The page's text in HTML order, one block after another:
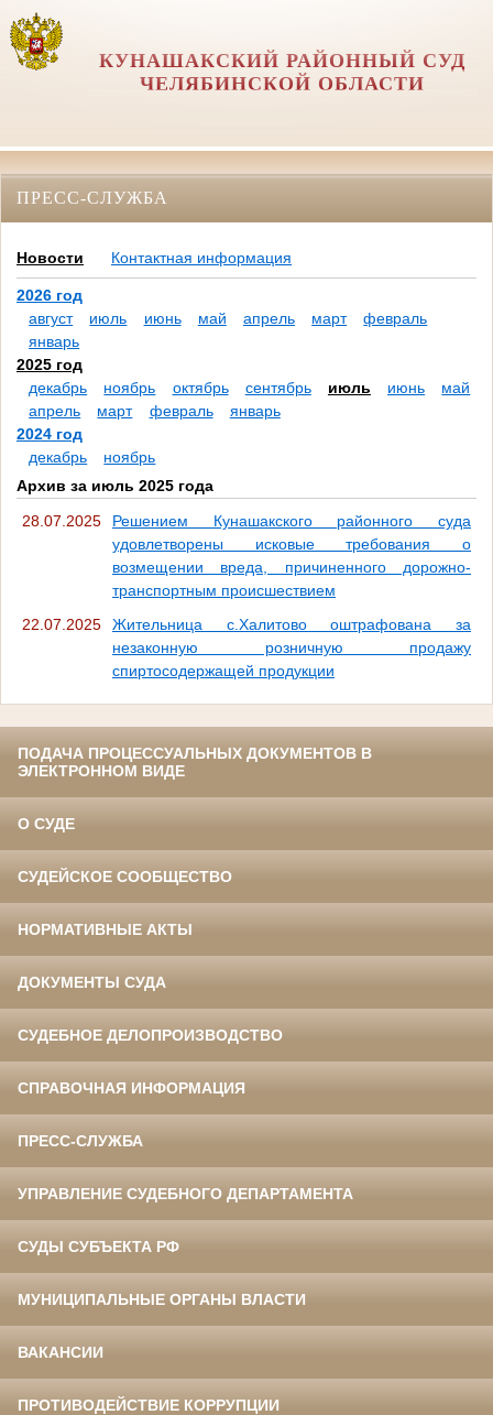
КУНАШАКСКИЙ РАЙОННЫЙ СУД
ЧЕЛЯБИНСКОЙ ОБЛАСТИ
ПРЕСС-СЛУЖБА
Новости Контактная информация
2026 год
август
июль июнь май апрель март
февраль
январь
2025 год
декабрь
ноябрь октябрь сентябрь июль июнь
май
апрель
март февраль
январь
2024 год
декабрь
ноябрь
Архив за июль 2025 года
28.07.2025
Решением Кунашакского районного суда
удовлетворены исковые требования о
возмещении вреда, причиненного дорожно-
транспортным происшествием
22.07.2025
Жительница с.Халитово оштрафована за
незаконную розничную продажу
спиртосодержащей продукции
ПОДАЧА ПРОЦЕССУАЛЬНЫХ ДОКУМЕНТОВ В
ЭЛЕКТРОННОМ ВИДЕ
О СУДЕ
СУДЕЙСКОЕ СООБЩЕСТВО
НОРМАТИВНЫЕ АКТЫ
ДОКУМЕНТЫ СУДА
СУДЕБНОЕ ДЕЛОПРОИЗВОДСТВО
СПРАВОЧНАЯ ИНФОРМАЦИЯ
ПРЕСС-СЛУЖБА
УПРАВЛЕНИЕ СУДЕБНОГО ДЕПАРТАМЕНТА
СУДЫ СУБЪЕКТА РФ
МУНИЦИПАЛЬНЫЕ ОРГАНЫ ВЛАСТИ
ВАКАНСИИ
ПРОТИВОДЕЙСТВИЕ КОРРУПЦИИ